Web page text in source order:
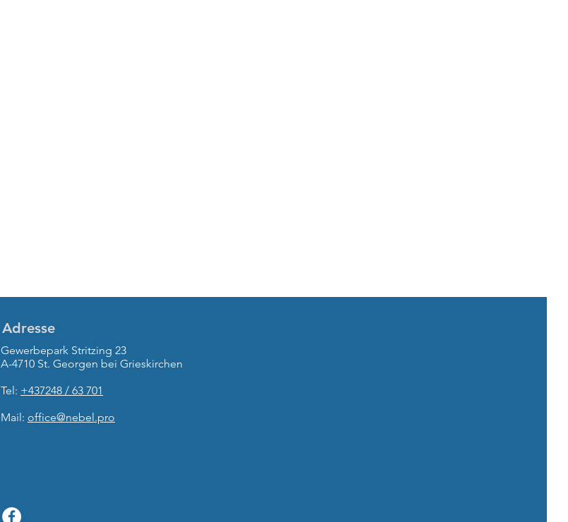
Adresse
Gewerbepark Stritzing 23
A-4710 St. Georgen bei Grieskirchen
Tel: +437248 / 63 701
Mail: office@nebel.pro